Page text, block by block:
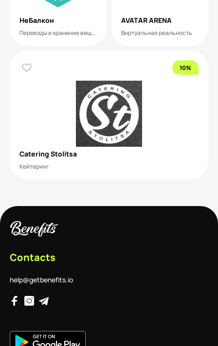
НеБалкон
Переезды и хранение вещей
AVATAR ARENA
Виртуальная реальность
10%
Catering Stolitsa
Кейтеринг
Contacts
help@getbenefits.io